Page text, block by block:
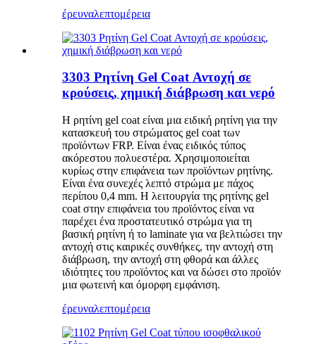
έρευναλεπτομέρεια
3303 Ρητίνη Gel Coat Αντοχή σε
κρούσεις, χημική διάβρωση και νερό
Η ρητίνη gel coat είναι μια ειδική ρητίνη για την
κατασκευή του στρώματος gel coat των
προϊόντων FRP. Είναι ένας ειδικός τύπος
ακόρεστου πολυεστέρα. Χρησιμοποιείται
κυρίως στην επιφάνεια των προϊόντων ρητίνης.
Είναι ένα συνεχές λεπτό στρώμα με πάχος
περίπου 0,4 mm. Η λειτουργία της ρητίνης gel
coat στην επιφάνεια του προϊόντος είναι να
παρέχει ένα προστατευτικό στρώμα για τη
βασική ρητίνη ή το laminate για να βελτιώσει την
αντοχή στις καιρικές συνθήκες, την αντοχή στη
διάβρωση, την αντοχή στη φθορά και άλλες
ιδιότητες του προϊόντος και να δώσει στο προϊόν
μια φωτεινή και όμορφη εμφάνιση.
έρευναλεπτομέρεια